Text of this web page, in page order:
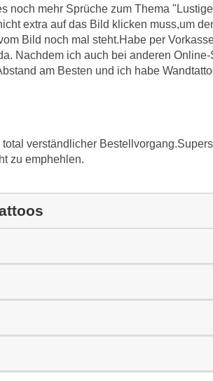
noch mehr Sprüche zum Thema
extra auf das Bild klicken muss,um
Bild noch mal steht.Habe per
Nachdem ich auch bei anderen
am Besten und ich habe
verständlicher
zu emphehlen.